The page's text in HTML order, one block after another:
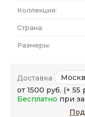
Коллекция:
Страна:
Размеры:
Доставка
от 1500 руб. (+
Бесплатно при